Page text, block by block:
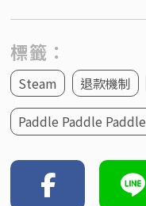
標籤：
Steam 退款機制
Paddle Paddle Paddle